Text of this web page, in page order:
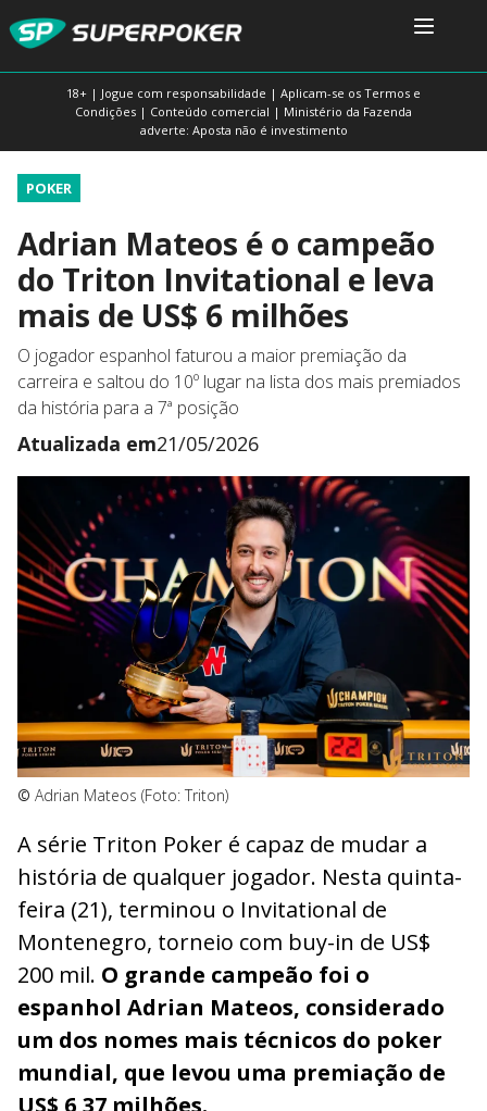
18+ | Jogue com responsabilidade | Aplicam-se os Termos e
Condições | Conteúdo comercial | Ministério da Fazenda
adverte: Aposta não é investimento
POKER
Adrian Mateos é o campeão
do Triton Invitational e leva
mais de US$ 6 milhões
O jogador espanhol faturou a maior premiação da
carreira e saltou do 10º lugar na lista dos mais premiados
da história para a 7ª posição
Atualizada em21/05/2026
© Adrian Mateos (Foto: Triton)
A série Triton Poker é capaz de mudar a
história de qualquer jogador. Nesta quinta-
feira (21), terminou o Invitational de
Montenegro, torneio com buy-in de US$
200 mil. O grande campeão foi o
espanhol Adrian Mateos, considerado
um dos nomes mais técnicos do poker
mundial, que levou uma premiação de
US$ 6,37 milhões.